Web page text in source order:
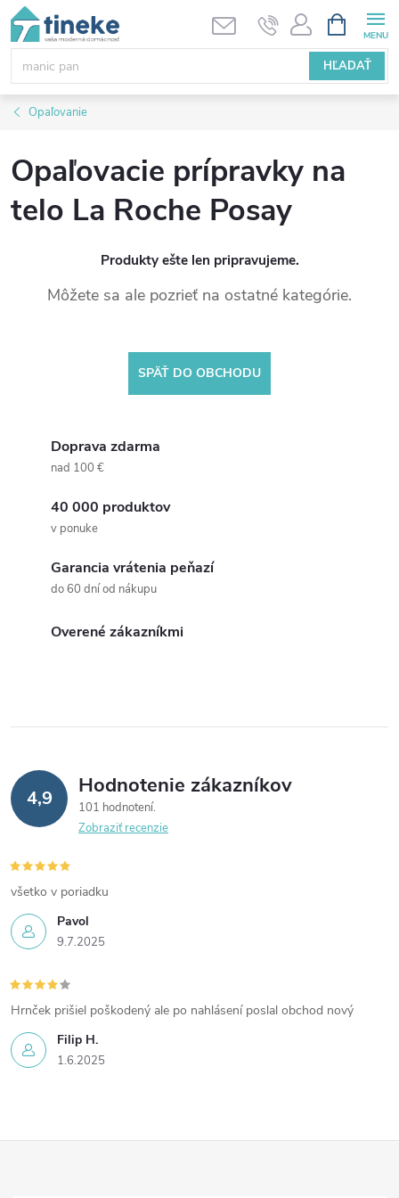
Prejsť
obsah
HĽADAŤ
KOŠÍK
Opaľovanie
Opaľovacie prípravky na
telo La Roche Posay
Produkty ešte len pripravujeme.
Môžete sa ale pozrieť na ostatné kategórie.
SPÄŤ DO OBCHODU
Doprava zdarma
nad 100 €
40 000 produktov
v ponuke
Garancia vrátenia peňazí
do 60 dní od nákupu
Overené zákazníkmi
4,9 Hodnotenie zákazníkov
101 hodnotení
Zobraziť recenzie
Pavol
9.7.2025
všetko v poriadku
Filip H.
1.6.2025
Hrnček prišiel poškodený ale po nahlásení poslal obchod nový